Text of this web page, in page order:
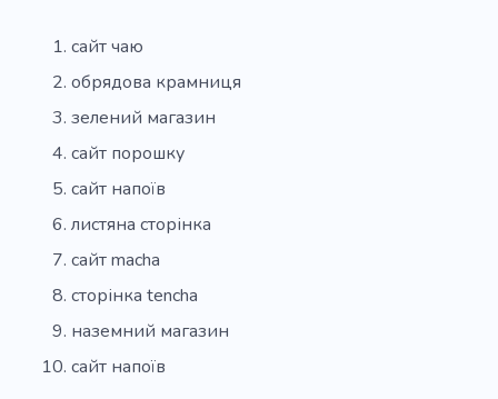
сайт чаю
обрядова крамниця
зелений магазин
сайт порошку
сайт напоїв
листяна сторінка
сайт macha
сторінка tencha
наземний магазин
сайт напоїв